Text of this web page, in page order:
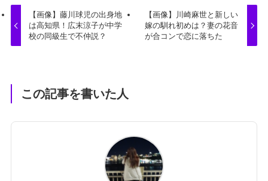
【画像】藤川球児の出身地
は高知県！広末涼子が中学
校の同級生で不仲説？
【画像】川崎麻世と新しい
嫁の馴れ初めは？妻の花音
が合コンで恋に落ちた
この記事を書いた人